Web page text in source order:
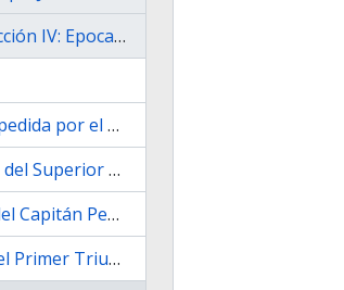
Epoca Independiente
concediendo al soldado Hipólito Lacuda, el retiro correspondiente a inválidos.
licencia para retirarse de servicio al Teniente del Regimiento N° 5 Pedro Iñíguez
Ejecutivo de las Provincias Unidas del Río de la Plata
Secretario de Guerra Bernardino Rivadavia